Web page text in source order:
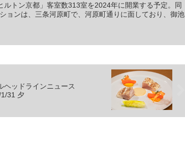
トン京都」客室数313室を2024年に開業する予定。同
ョンは、三条河原町で、河原町通りに面しており、御池
ヘッドラインニュース
31 夕